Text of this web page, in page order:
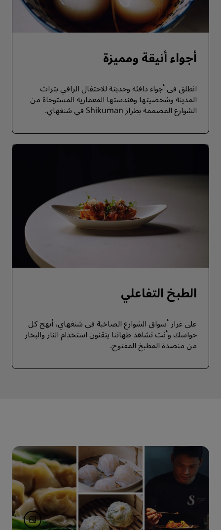
أجواء أنيقة ومميزة
انطلق في أجواء دافئة وحديثة للاحتفال الراقي بتراث
المدينة وشخصيتها وهندستها المعمارية المستوحاة من
الشوارع المصممة بطراز Shikuman في شنغهاي.
الطبخ التفاعلي
على غرار أسواق الشوارع الصاخبة في شنغهاي، أبهج كل
حواسك وأنت تشاهد طهاتنا يتقنون استخدام النار والبخار
من منضدة المطبخ المفتوح.